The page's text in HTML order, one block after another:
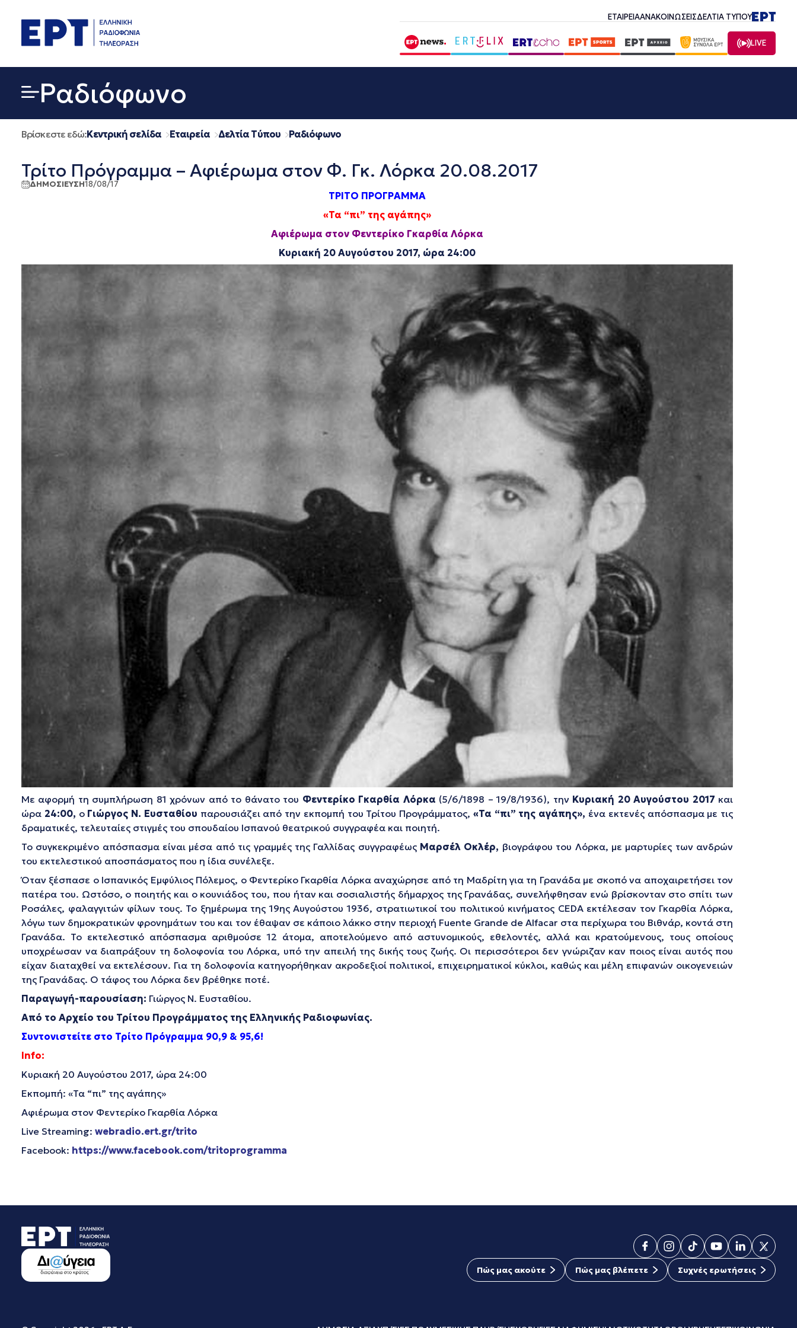
περιεχόμενο
ΕΤΑΙΡΕΙΑΑΝΑΚΟΙΝΩΣΕΙΣΔΕΛΤΙΑ ΤΥΠΟΥ
LIVE
Ραδιόφωνο
Βρίσκεστε εδώ:Κεντρική σελίδα Εταιρεία Δελτία Τύπου Ραδιόφωνο
Τρίτο Πρόγραμμα – Αφιέρωμα στον Φ. Γκ. Λόρκα 20.08.2017
ΔΗΜΟΣΙΕΥΣΗ18/08/17
ΤΡΙΤΟ ΠΡΟΓΡΑΜΜΑ
«Τα “πι” της αγάπης»
Αφιέρωμα στον Φεντερίκο Γκαρθία Λόρκα
Κυριακή 20 Αυγούστου 2017, ώρα 24:00
Με αφορμή τη συμπλήρωση 81 χρόνων από το θάνατο του Φεντερίκο Γκαρθία Λόρκα (5/6/1898 – 19/8/1936), την Κυριακή 20 Αυγούστου 2017 και
ώρα 24:00, ο Γιώργος Ν. Ευσταθίου παρουσιάζει από την εκπομπή του Τρίτου Προγράμματος, «Τα “πι” της αγάπης», ένα εκτενές απόσπασμα με τις
δραματικές, τελευταίες στιγμές του σπουδαίου Ισπανού θεατρικού συγγραφέα και ποιητή.
Το συγκεκριμένο απόσπασμα είναι μέσα από τις γραμμές της Γαλλίδας συγγραφέως Μαρσέλ Οκλέρ, βιογράφου του Λόρκα, με μαρτυρίες των ανδρών
του εκτελεστικού αποσπάσματος που η ίδια συνέλεξε.
Όταν ξέσπασε ο Ισπανικός Εμφύλιος Πόλεμος, ο Φεντερίκο Γκαρθία Λόρκα αναχώρησε από τη Μαδρίτη για τη Γρανάδα με σκοπό να αποχαιρετήσει τον
πατέρα του. Ωστόσο, ο ποιητής και ο κουνιάδος του, που ήταν και σοσιαλιστής δήμαρχος της Γρανάδας, συνελήφθησαν ενώ βρίσκονταν στο σπίτι των
Ροσάλες, φαλαγγιτών φίλων τους. Το ξημέρωμα της 19ης Αυγούστου 1936, στρατιωτικοί του πολιτικού κινήματος CEDA εκτέλεσαν τον Γκαρθία Λόρκα,
λόγω των δημοκρατικών φρονημάτων του και τον έθαψαν σε κάποιο λάκκο στην περιοχή Fuente Grande de Alfacar στα περίχωρα του Βιθνάρ, κοντά στη
Γρανάδα. Το εκτελεστικό απόσπασμα αριθμούσε 12 άτομα, αποτελούμενο από αστυνομικούς, εθελοντές, αλλά και κρατούμενους, τους οποίους
υποχρέωσαν να διαπράξουν τη δολοφονία του Λόρκα, υπό την απειλή της δικής τους ζωής. Οι περισσότεροι δεν γνώριζαν καν ποιος είναι αυτός που
είχαν διαταχθεί να εκτελέσουν. Για τη δολοφονία κατηγορήθηκαν ακροδεξιοί πολιτικοί, επιχειρηματικοί κύκλοι, καθώς και μέλη επιφανών οικογενειών
της Γρανάδας. Ο τάφος του Λόρκα δεν βρέθηκε ποτέ.
Παραγωγή-παρουσίαση: Γιώργος Ν. Ευσταθίου.
Από το Αρχείο του Τρίτου Προγράμματος της Ελληνικής Ραδιοφωνίας.
Συντονιστείτε στο Τρίτο Πρόγραμμα 90,9 & 95,6!
Info:
Κυριακή 20 Αυγούστου 2017, ώρα 24:00
Εκπομπή: «Τα “πι” της αγάπης»
Αφιέρωμα στον Φεντερίκο Γκαρθία Λόρκα
Live Streaming: webradio.ert.gr/trito
Facebook: https://www.facebook.com/tritoprogramma
Πώς μας ακούτε Πώς μας βλέπετε Συχνές ερωτήσεις